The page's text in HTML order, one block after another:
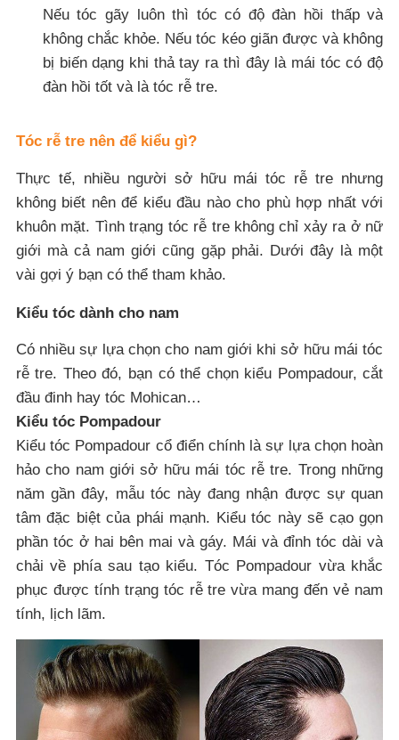
Nếu tóc gãy luôn thì tóc có độ đàn hồi thấp và
không chắc khỏe. Nếu tóc kéo giãn được và không
bị biến dạng khi thả tay ra thì đây là mái tóc có độ
đàn hồi tốt và là tóc rễ tre.
Tóc rễ tre nên để kiểu gì?
Thực tế, nhiều người sở hữu mái tóc rễ tre nhưng
không biết nên để kiểu đầu nào cho phù hợp nhất với
khuôn mặt. Tình trạng tóc rễ tre không chỉ xảy ra ở nữ
giới mà cả nam giới cũng gặp phải. Dưới đây là một
vài gợi ý bạn có thể tham khảo.
Kiểu tóc dành cho nam
Có nhiều sự lựa chọn cho nam giới khi sở hữu mái tóc
rễ tre. Theo đó, bạn có thể chọn kiểu Pompadour, cắt
đầu đinh hay tóc Mohican…
Kiểu tóc Pompadour
Kiểu tóc Pompadour cổ điển chính là sự lựa chọn hoàn
hảo cho nam giới sở hữu mái tóc rễ tre. Trong những
năm gần đây, mẫu tóc này đang nhận được sự quan
tâm đặc biệt của phái mạnh. Kiểu tóc này sẽ cạo gọn
phần tóc ở hai bên mai và gáy. Mái và đỉnh tóc dài và
chải về phía sau tạo kiểu. Tóc Pompadour vừa khắc
phục được tính trạng tóc rễ tre vừa mang đến vẻ nam
tính, lịch lãm.